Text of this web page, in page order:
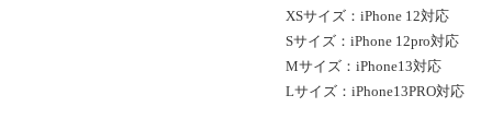
XSサイズ：iPhone 12対応
Sサイズ：iPhone 12pro対応
Mサイズ：iPhone13対応
Lサイズ：iPhone13PRO対応